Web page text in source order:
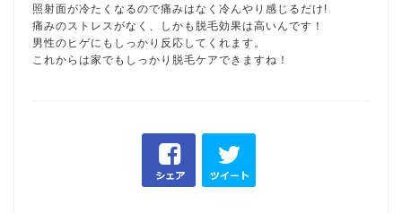
照射面が冷たくなるので痛みはなく冷んやり感じるだけ!
痛みのストレスがなく、しかも脱毛効果は高いんです！
男性のヒゲにもしっかり反応してくれます。
これからは家でもしっかり脱毛ケアできますね！